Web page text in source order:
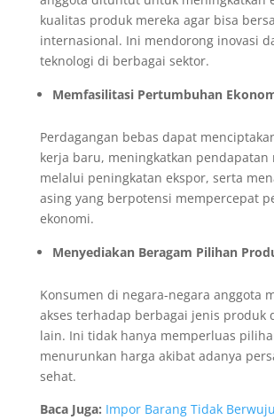
kualitas produk mereka agar bisa
internasional. Ini mendorong inovasi
teknologi di berbagai sektor.
Memfasilitasi Pertumbuhan
Perdagangan bebas dapat
kerja baru, meningkatkan pendapatan
melalui peningkatan ekspor, serta
asing yang berpotensi mempercepat
ekonomi.
Menyediakan Beragam Pilihan
Konsumen di negara-negara anggota
akses terhadap berbagai jenis produk
lain. Ini tidak hanya memperluas
menurunkan harga akibat adanya
sehat.
Baca Juga: Impor Barang Tidak